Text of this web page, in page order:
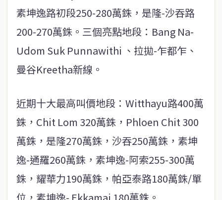
素坤逸路初段250-280萬銖，是隆-沙吞路
200-270萬銖。三個亮點地段：Bang Na-
Udom Suk Punnawithi 、拉拋-乍都乍、
曼谷Kreetha新線。
近期十大最高叫價地段：Witthayu路400萬
銖，Chit Lom 320萬銖，Phloen Chit 300
萬銖，是隆270萬銖，沙吞250萬銖，素坤
逸-通羅260萬銖，素坤逸-阿索255-300萬
銖，耀華力190萬銖，帕亞泰路180萬銖/單